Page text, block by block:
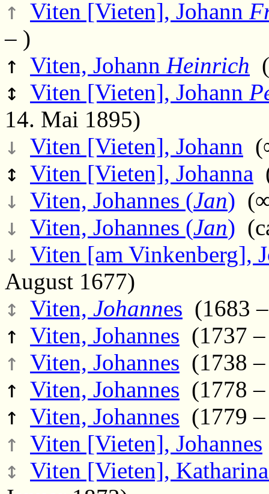
↑ Viten [Vieten], Johann
– )
↑ Viten, Johann Heinrich
↕ Viten [Vieten], Johann
14. Mai 1895)
↓ Viten [Vieten], Johann
↕ Viten [Vieten], Johanna
↓ Viten, Johannes (Jan)
↓ Viten, Johannes (Jan)
↓ Viten [am Vinkenberg],
August 1677)
↕ Viten, Johannes (1683
↑ Viten, Johannes (1737
↑ Viten, Johannes (1738
↑ Viten, Johannes (1778
↑ Viten, Johannes (1779
↑ Viten [Vieten], Johannes
↕ Viten [Vieten],